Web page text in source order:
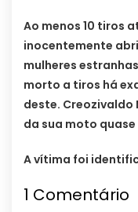
Ao menos 10 tiros
inocentemente
mulheres
morto a tiros há
deste. Creozivaldo
da sua moto
A vítima foi
1 Comentário